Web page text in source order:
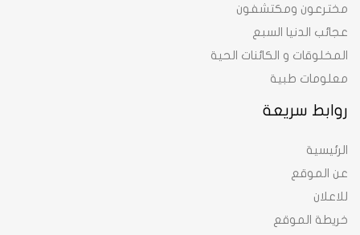
روابط سريعة
الرئيسية
عن الموقع
للاعلان
خريطة الموقع
مخترعون ومكتشفون
عجائب الدنيا السبع
المخلوقات و الكائنات الحية
معلومات طبية